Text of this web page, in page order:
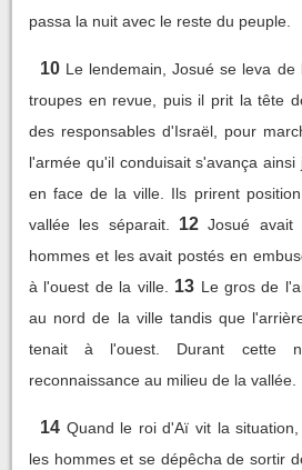
passa la nuit avec le reste du peuple.
10 Le lendemain, Josué se leva
troupes en revue, puis il prit la tête
des responsables d'Israël, pour
l'armée qu'il conduisait s'avança
en face de la ville. Ils prirent
vallée les séparait.
12 Josué avait
hommes et les avait postés en
à l'ouest de la ville.
13 Le gros de
au nord de la ville tandis que
tenait à l'ouest. Durant cette
reconnaissance au milieu de la vallée.
14 Quand le roi d'Aï vit la
les hommes et se dépêcha de sortir